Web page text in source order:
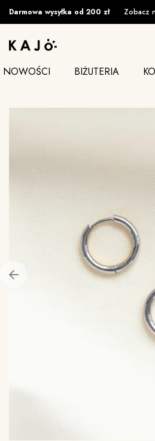
Darmowa wysyłka od 200 zł Zobacz
NOWOŚCI BIŻUTERIA